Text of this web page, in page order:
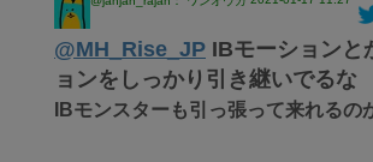
@MH_Rise_JP IBモーションと
ョンをしっかり引き継いでるな
IBモンスターも引っ張って来れるの